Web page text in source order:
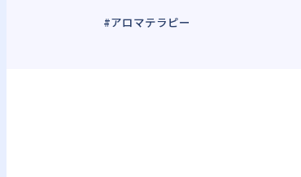
#アロマテラピー